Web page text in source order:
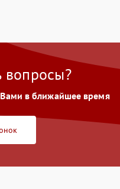
1 год
вопросы?
Вами в ближайшее время